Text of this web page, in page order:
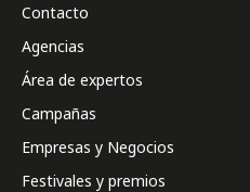
Contacto
Agencias
Área de expertos
Campañas
Empresas y Negocios
Festivales y premios